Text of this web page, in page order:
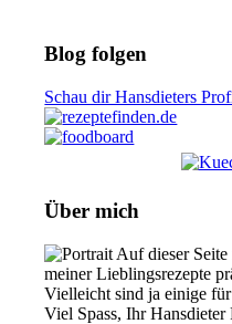
Blog folgen
Schau dir Hansdieters
Über mich
Auf dieser
meiner Lieblingsrezepte
Vielleicht sind ja einige
Viel Spass, Ihr